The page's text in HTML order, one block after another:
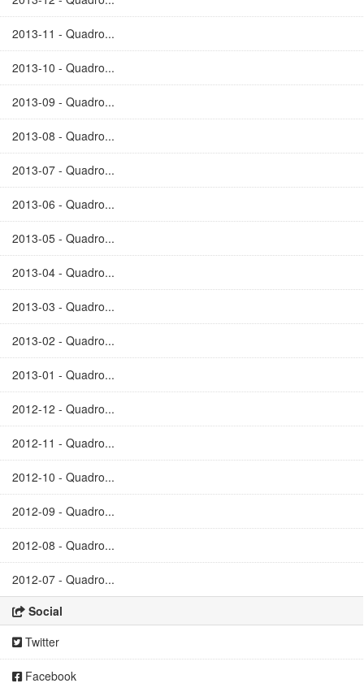
2013-11 - Quadro...
2013-10 - Quadro...
2013-09 - Quadro...
2013-08 - Quadro...
2013-07 - Quadro...
2013-06 - Quadro...
2013-05 - Quadro...
2013-04 - Quadro...
2013-03 - Quadro...
2013-02 - Quadro...
2013-01 - Quadro...
2012-12 - Quadro...
2012-11 - Quadro...
2012-10 - Quadro...
2012-09 - Quadro...
2012-08 - Quadro...
2012-07 - Quadro...
Social
Twitter
Facebook